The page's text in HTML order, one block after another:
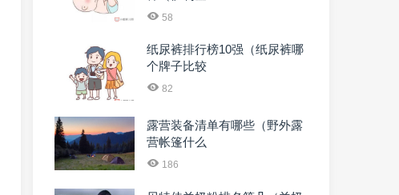
58
纸尿裤排行榜10强（纸尿裤哪
个牌子比较
82
露营装备清单有哪些（野外露
营帐篷什么
186